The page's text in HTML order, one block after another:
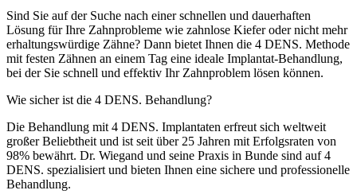
Sind Sie auf der Suche nach einer schnellen und dauerhaften
Lösung für Ihre Zahnprobleme wie zahnlose Kiefer oder nicht mehr
erhaltungswürdige Zähne? Dann bietet Ihnen die 4 DENS. Methode
mit festen Zähnen an einem Tag eine ideale Implantat-Behandlung,
bei der Sie schnell und effektiv Ihr Zahnproblem lösen können.
Wie sicher ist die 4 DENS. Behandlung?
Die Behandlung mit 4 DENS. Implantaten erfreut sich weltweit
großer Beliebtheit und ist seit über 25 Jahren mit Erfolgsraten von
98% bewährt. Dr. Wiegand und seine Praxis in Bunde sind auf 4
DENS. spezialisiert und bieten Ihnen eine sichere und professionelle
Behandlung.